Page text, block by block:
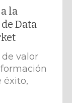
la
Data
valor
éxito,